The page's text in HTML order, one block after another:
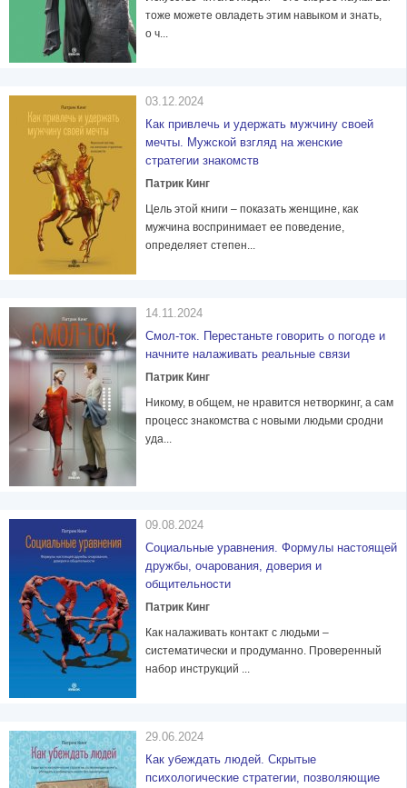
тоже можете овладеть этим навыком и знать,
о ч...
03.12.2024
Как привлечь и удержать мужчину своей
мечты. Мужской взгляд на женские
стратегии знакомств
Патрик Кинг
Цель этой книги – показать женщине, как
мужчина воспринимает ее поведение,
определяет степен...
14.11.2024
Смол-ток. Перестаньте говорить о погоде и
начните налаживать реальные связи
Патрик Кинг
Никому, в общем, не нравится нетворкинг, а сам
процесс знакомства с новыми людьми сродни
уда...
09.08.2024
Социальные уравнения. Формулы настоящей
дружбы, очарования, доверия и
общительности
Патрик Кинг
Как налаживать контакт с людьми –
систематически и продуманно. Проверенный
набор инструкций ...
29.06.2024
Как убеждать людей. Скрытые
психологические стратегии, позволяющие